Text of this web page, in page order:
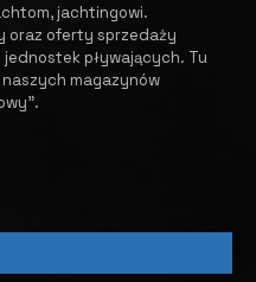
jachtingowi.
oraz oferty sprzedaży
pływających. ​ Tu
magazynów